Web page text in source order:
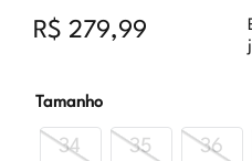
R$ 279,99
Tamanho
34 35 36